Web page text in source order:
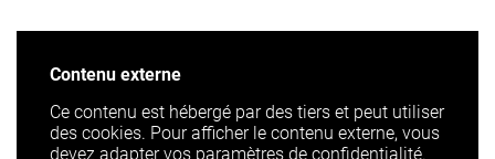
Contenu externe
Ce contenu est hébergé par des tiers et peut utiliser
des cookies. Pour afficher le contenu externe, vous
devez adapter vos paramètres de confidentialité.